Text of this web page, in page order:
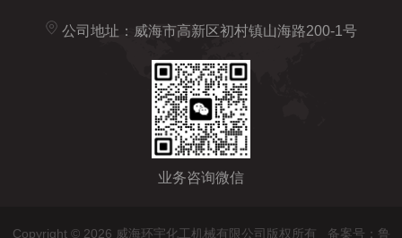
公司地址：威海市高新区初村镇山海路200-1号
业务咨询微信
Copyright © 2026 威海环宇化工机械有限公司版权所有 备案号：鲁